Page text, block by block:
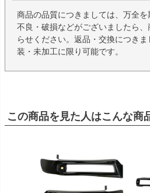
商品の品質につきましては、万全
不良・破損などがございましたら
らせください。返品・交換につき
装・未加工に限り可能です。
この商品を見た人はこんな商